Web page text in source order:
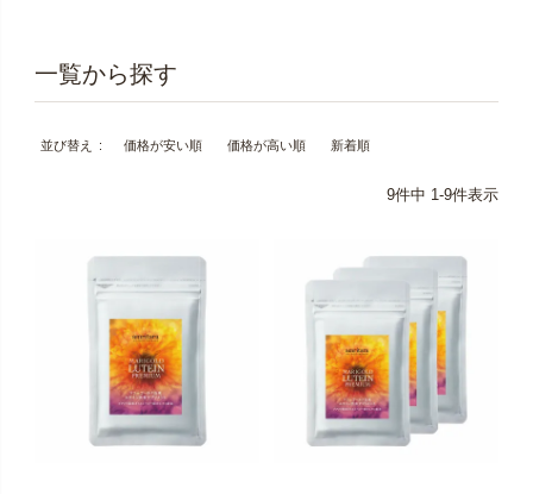
並び替え 価格が安い順 価格が高い順 新着順
9件中 1-9件表示